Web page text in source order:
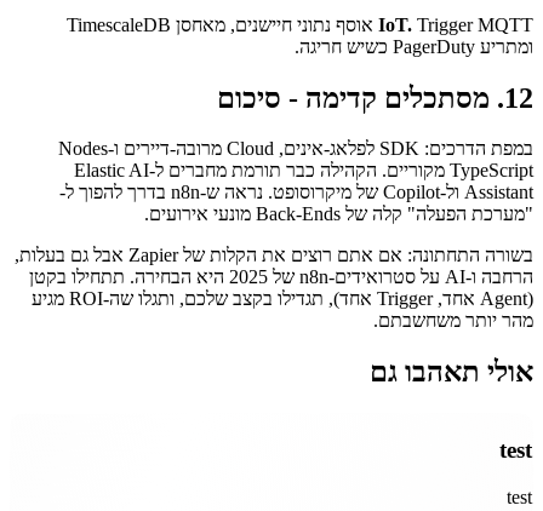
IoT.
Trigger MQTT אוסף נתוני חיישנים, מאחסן TimescaleDB
ומתריע PagerDuty כשיש חריגה.
12. מסתכלים קדימה - סיכום
במפת הדרכים: SDK לפלאג-אינים, Cloud מרובה-דיירים ו-Nodes
TypeScript מקוריים. הקהילה כבר תורמת מחברים ל-Elastic AI
Assistant ול-Copilot של מיקרוסופט. נראה ש-n8n בדרך להפוך ל-
"מערכת הפעלה" קלה של Back-Ends מונעי אירועים.
בשורה התחתונה: אם אתם רוצים את הקלות של Zapier אבל גם בעלות,
הרחבה ו-AI על סטרואידים-n8n של 2025 היא הבחירה. תתחילו בקטן
(Agent אחד, Trigger אחד), תגדילו בקצב שלכם, ותגלו שה-ROI מגיע
מהר יותר משחשבתם.
אולי תאהבו גם
test
test